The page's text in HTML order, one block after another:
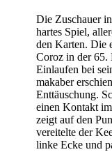
Die Zuschauer
hartes Spiel,
den Karten. Die
Coroz in der 65.
Einlaufen bei
makaber
Enttäuschung.
einen Kontakt
zeigt auf den
vereitelte der
linke Ecke und